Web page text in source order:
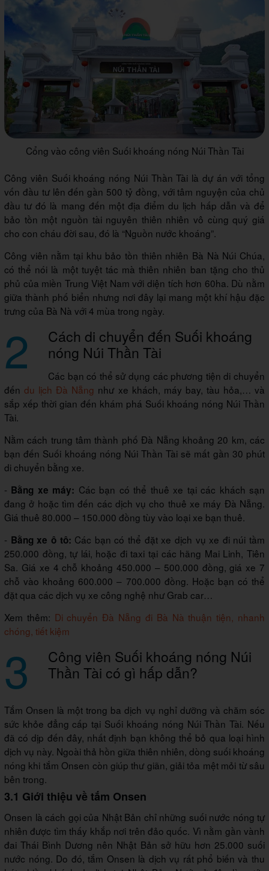
Cổng vào công viên Suối khoáng nóng Núi Thần Tài
Công viên Suối khoáng nóng Núi Thần Tài là dự án với tổng
vốn đầu tư lên đến gần 500 tỷ đồng, với tâm nguyện của chủ
đầu tư đó là mang đến một địa điểm du lịch hấp dẫn và để
bảo tồn một nguồn tài nguyên thiên nhiên vô cùng quý giá
cho con cháu đời sau, đó là “Nguồn nước khoáng”.
Công viên nằm tại khu bảo tồn thiên nhiên Bà Nà Núi Chúa,
có thể nói là một tuyệt tác mà thiên nhiên ban tặng cho thủ
phủ của miền Trung Việt Nam với diện tích hơn 60ha. Dù nằm
giữa thành phố biển nhưng nơi đây lại mang một khí hậu đặc
trưng của Bà Nà với 4 mùa trong ngày.
2 Cách di chuyển đến Suối khoáng
nóng Núi Thần Tài
Các bạn có thể sử dụng các phương tiện di chuyển
đếndu lịch Đà Nẵng như xe khách, máy bay, tàu hỏa,… và
sắp xếp thời gian đến khám phá Suối khoáng nóng Núi Thần
Tài.
Nằm cách trung tâm thành phố Đà Nẵng khoảng 20 km, các
bạn đến Suối khoáng nóng Núi Thần Tài sẽ mất gần 30 phút
di chuyển bằng xe.
- Bằng xe máy: Các bạn có thể thuê xe tại các khách sạn
đang ở hoặc tìm đến các dịch vụ cho thuê xe máy Đà Nẵng.
Giá thuê 80.000 – 150.000 đồng tùy vào loại xe bạn thuê.
- Bằng xe ô tô: Các bạn có thể đặt xe dịch vụ xe đi núi tầm
250.000 đồng, tự lái, hoặc đi taxi tại các hãng Mai Linh, Tiên
Sa. Giá xe 4 chỗ khoảng 450.000 – 500.000 đồng, giá xe 7
chỗ vào khoảng 600.000 – 700.000 đồng. Hoặc bạn có thể
đặt qua các dịch vụ xe công nghệ như Grab car…
Xem thêm: Di chuyển Đà Nẵng đi Bà Nà thuận tiện, nhanh
chóng, tiết kiệm
3 Công viên Suối khoáng nóng Núi
Thần Tài có gì hấp dẫn?
Tắm Onsen là một trong ba dịch vụ nghỉ dưỡng và chăm sóc
sức khỏe đẳng cấp tại Suối khoáng nóng Núi Thần Tài. Nếu
đã có dịp đến đây, nhất định bạn không thể bỏ qua loại hình
dịch vụ này. Ngoài thả hồn giữa thiên nhiên, dòng suối khoáng
nóng khi tắm Onsen còn giúp thư giãn, giải tỏa mệt mỏi từ sâu
bên trong.
3.1 Giới thiệu về tắm Onsen
Onsen là cách gọi của Nhật Bản chỉ những suối nước nóng tự
nhiên được tìm thấy khắp nơi trên đảo quốc. Vì nằm gần vành
đai Thái Bình Dương nên Nhật Bản sở hữu hơn 25.000 suối
nước nóng. Do đó, tắm Onsen là dịch vụ rất phổ biến và thu